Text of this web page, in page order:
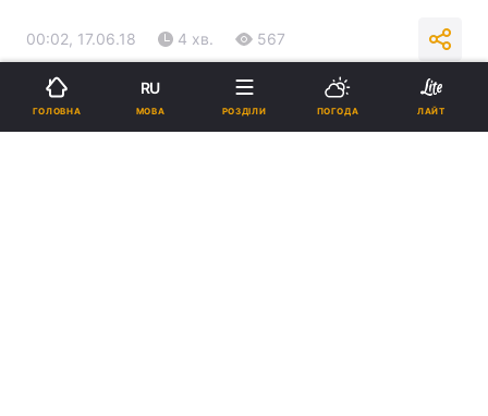
00:02, 17.06.18 4 хв. 567
Підпишіться на нас в Google
ГОЛОВНА
RU
МОВА РОЗДІЛИ ПОГОДА ЛАЙТ